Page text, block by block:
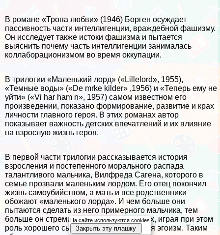
В романе «Тропа любви» (1946) Борген осуждает
пассивность части интеллигенции, враждебной фашизму.
Он исследует также истоки фашизма и пытается
выяснить почему часть интеллигенции занималась
коллаборационизмом во время оккупации.
В трилогии «Маленький лорд» («Lillelord», 1955),
«Темные воды» («De mrke kilder» ,1956) и «Теперь ему не
уйти» («Vi har ham n», 1957) самом известном его
произведении, показано формирование, развитие и крах
личности главного героя. В этих романах автор
показывает важность детских впечатлений и их влияние
на взрослую жизнь героя.
В первой части трилогии рассказывается история
взросления и постепенного мopaльного распада
талантливого мальчика, Вилфреда Сагена, которого в
семье прозвали маленьким лордом. Его отец покончил
жизнь самоубийством, а мать и все родственники
обожают «маленького лорда». И чем больше они
пытаются сделать из него примерного мальчика, тем
больше он стремится отделиться от всех, играя при этом
роль хорошего сына. В нём просыпается эгоизм. Таким
На сайте используются cookies
Закрыть эту плашку